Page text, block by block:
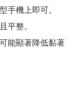
手機上即可。
平整。
能顯著降低黏著